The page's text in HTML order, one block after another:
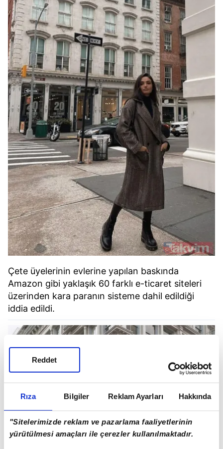
Rıza Bilgiler Reklam Ayarları Hakkında
"Sitelerimizde reklam ve pazarlama faaliyetlerinin
yürütülmesi amaçları ile çerezler kullanılmaktadır.
Reddet
Çete üyelerinin evlerine yapılan baskında
Amazon gibi yaklaşık 60 farklı e-ticaret siteleri
üzerinden kara paranın sisteme dahil edildiği
iddia edildi.